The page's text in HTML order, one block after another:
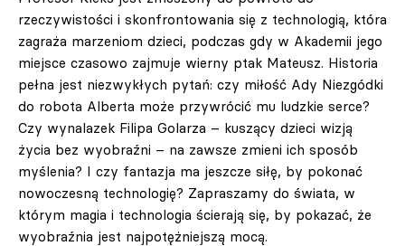
rzeczywistości i skonfrontowania się z technologią, która
zagraża marzeniom dzieci, podczas gdy w Akademii jego
miejsce czasowo zajmuje wierny ptak Mateusz. Historia
pełna jest niezwykłych pytań: czy miłość Ady Niezgódki
do robota Alberta może przywrócić mu ludzkie serce?
Czy wynalazek Filipa Golarza – kuszący dzieci wizją
życia bez wyobraźni – na zawsze zmieni ich sposób
myślenia? I czy fantazja ma jeszcze siłę, by pokonać
nowoczesną technologię? Zapraszamy do świata, w
którym magia i technologia ścierają się, by pokazać, że
wyobraźnia jest najpotężniejszą mocą.